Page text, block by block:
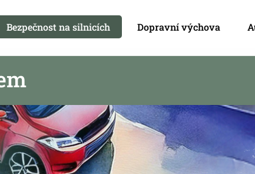
Bezpečnost na silnicích Dopravní výchova